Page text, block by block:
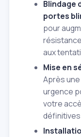
Blindage
portes
pour
aux
Mise en
Après
urgence
votre